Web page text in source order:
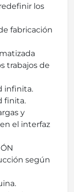
los
fabricación
trabajos de
infinita.
finita.
y
el interfaz
según